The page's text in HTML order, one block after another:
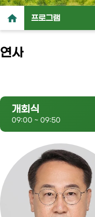
프로그램
연사
개회식
09:00 ~ 09:50